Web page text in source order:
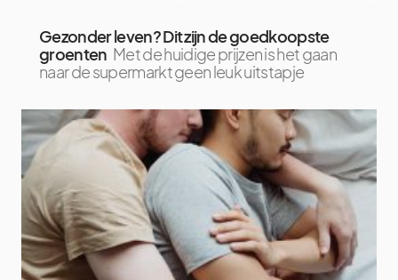
Gezonder leven? Dit zijn de goedkoopste
groenten Met de huidige prijzen is het gaan
naar de supermarkt geen leuk uitstapje